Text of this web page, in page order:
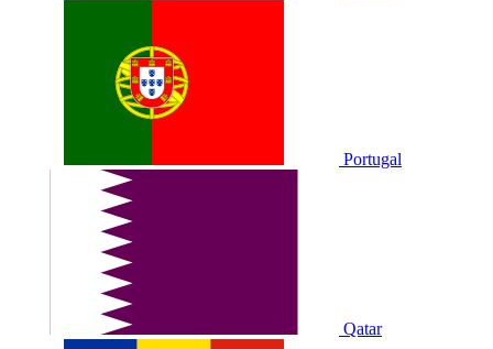
Portugal
Qatar